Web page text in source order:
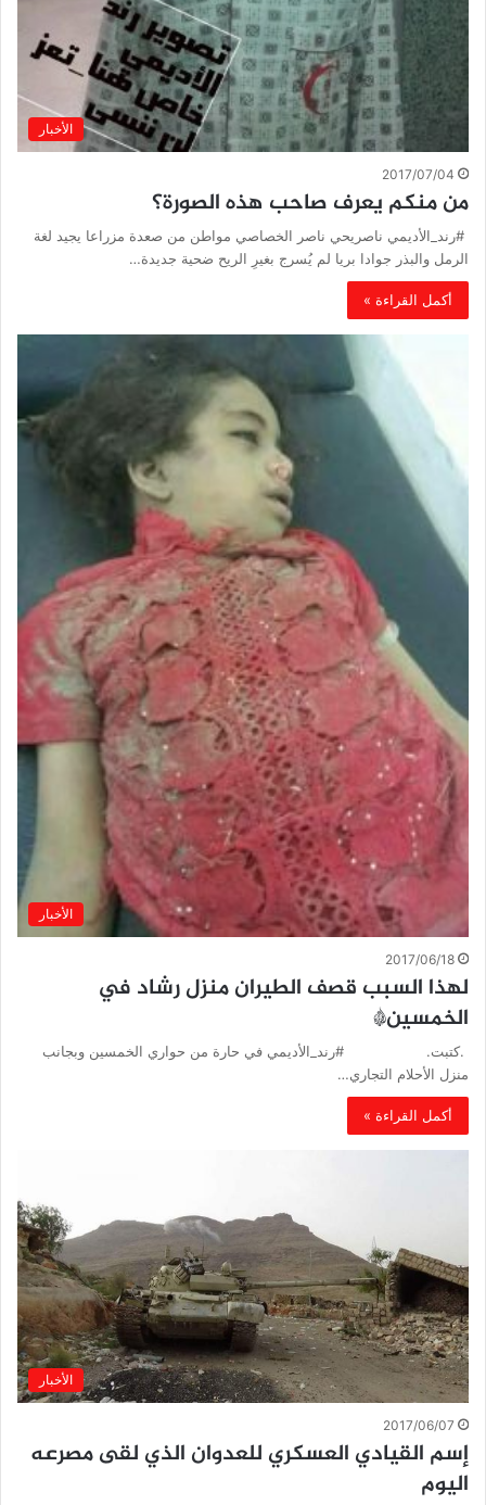
الأخبار
2017/07/04
من منكم يعرف صاحب هذه الصورة؟
#رند_الأديمي ناصريحي ناصر الخصاصي مواطن من صعدة مزراعا يجيد لغة
الرمل والبذر جوادا بريا لم يُسرج بغيرِ الريح ضحية جديدة…
أكمل القراءة »
الأخبار
2017/06/18
لهذا السبب قصف الطيران منزل رشاد في
الخمسين*
.كتبت. #رند_الأديمي في حارة من حواري الخمسين وبجانب
منزل الأحلام التجاري…
أكمل القراءة »
الأخبار
2017/06/07
إسم القيادي العسكري للعدوان الذي لقى مصرعه
اليوم